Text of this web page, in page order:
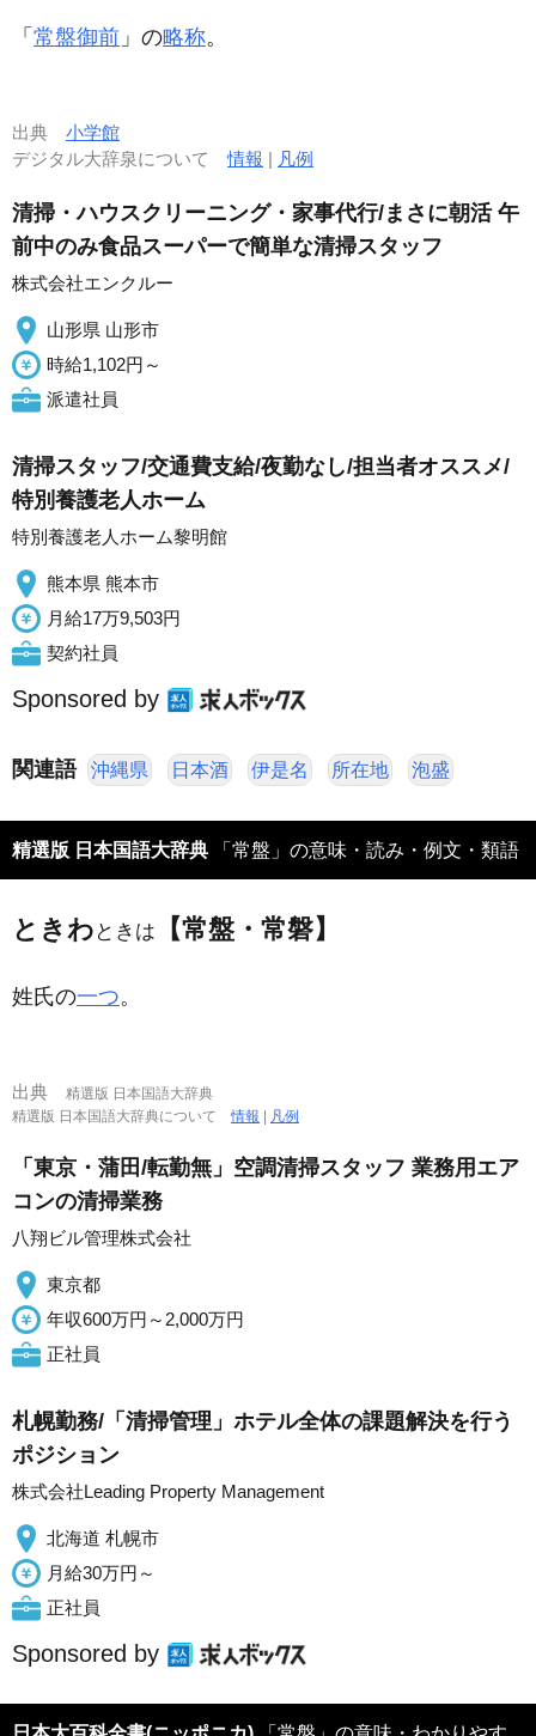
「 常盤御前 」の略称。
出典 小学館
デジタル大辞泉について情報 | 凡例
清掃・ハウスクリーニング・家事代行/まさに朝活 午
前中のみ食品スーパーで簡単な清掃スタッフ
株式会社エンクルー
山形県 山形市
時給1,102円～
派遣社員
清掃スタッフ/交通費支給/夜勤なし/担当者オススメ/
特別養護老人ホーム
特別養護老人ホーム黎明館
熊本県 熊本市
月給17万9,503円
契約社員
Sponsored by
関連語 沖縄県 日本酒 伊是名 所在地 泡盛
精選版 日本国語大辞典 「常盤」の意味・読み・例文・類語
ときわ ときは 【常盤・常磐】
姓氏の一つ。
出典
精選版 日本国語大辞典
精選版 日本国語大辞典について情報 凡例
「東京・蒲田/転勤無」空調清掃スタッフ 業務用エア
コンの清掃業務
八翔ビル管理株式会社
東京都
年収600万円～2,000万円
正社員
札幌勤務/「清掃管理」ホテル全体の課題解決を行う
ポジション
株式会社Leading Property Management
北海道 札幌市
月給30万円～
正社員
Sponsored by